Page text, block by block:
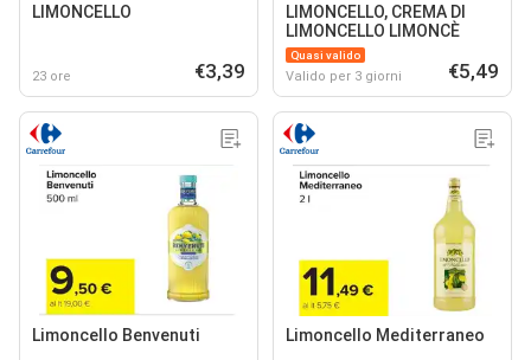
LIMONCELLO
23 ore €3,39
LIMONCELLO, CREMA DI
LIMONCELLO LIMONCÈ
Quasi valido
Valido per 3 giorni €5,49
Limoncello Benvenuti Limoncello Mediterraneo